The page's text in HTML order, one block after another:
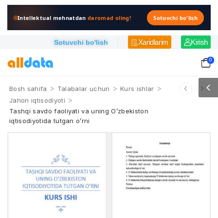
Intellektual mehnatdandaromad oling! Sotuvchi bo'lish
Sotuvchi bo'lish Xaridlarim Kirish
0
Bosh sahifa > Talabalar uchun > Kurs ishlar >
Jahon iqtisodiyoti >
Tashqi savdo faoliyati va uning O’zbekiston
iqtisodiyotida tutgan o’rni